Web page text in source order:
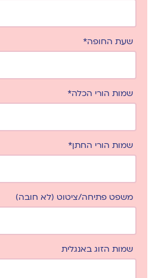
שעת החופה*
שמות הורי הכלה*
שמות הורי החתן*
משפט פתיחה/ציטוט (לא חובה)
שמות הזוג באנגלית